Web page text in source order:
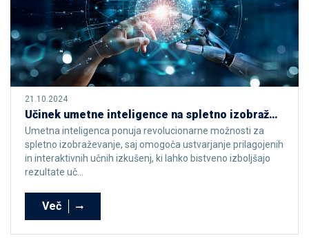
21.10.2024
Učinek umetne inteligence na spletno izobraževanje
Umetna inteligenca ponuja revolucionarne možnosti za
spletno izobraževanje, saj omogoča ustvarjanje prilagojenih
in interaktivnih učnih izkušenj, ki lahko bistveno izboljšajo
rezultate uč...
Več